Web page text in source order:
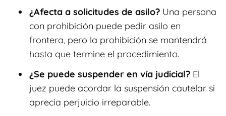
¿Afecta a solicitudes de asilo? Una persona
con prohibición puede pedir asilo en
frontera, pero la prohibición se mantendrá
hasta que termine el procedimiento.
¿Se puede suspender en vía judicial? El
juez puede acordar la suspensión cautelar si
aprecia perjuicio irreparable.